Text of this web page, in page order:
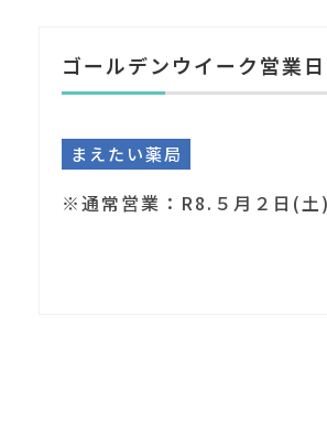
ゴールデンウイーク営業
まえたい薬局